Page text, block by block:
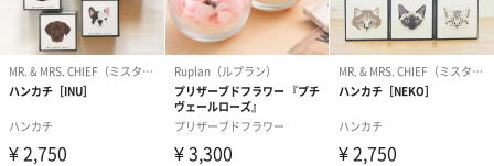
ぬいぐるみ
愛らしいぬいぐるみを同梱してお届けします。
誕生日・記念日・出産祝いなどのシーンにおすすめです。